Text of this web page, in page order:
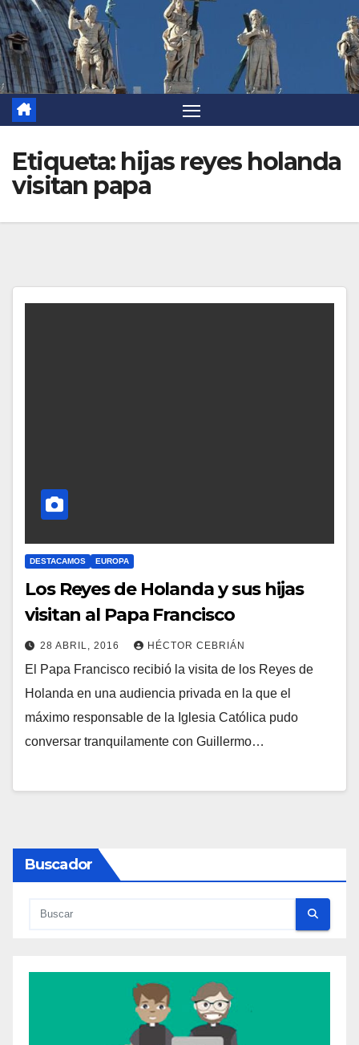
Etiqueta: hijas reyes holanda
visitan papa
DESTACAMOS EUROPA
Los Reyes de Holanda y sus hijas
visitan al Papa Francisco
28 ABRIL, 2016 HÉCTOR CEBRIÁN
N
O
H
A
C
El Papa Francisco recibió la visita de los Reyes de
Holanda en una audiencia privada en la que el
máximo responsable de la Iglesia Católica pudo
conversar tranquilamente con Guillermo…
Buscador